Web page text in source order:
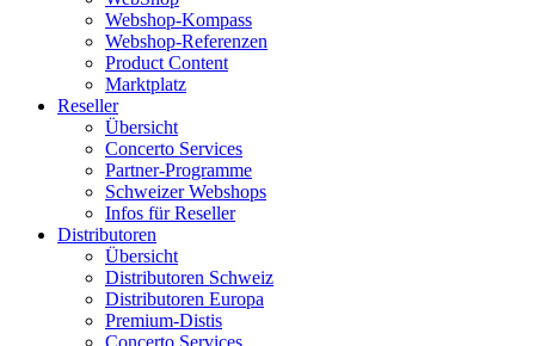
Webshop-Kompass
Webshop-Referenzen
Product Content
Marktplatz
Reseller
Übersicht
Concerto Services
Partner-Programme
Schweizer Webshops
Infos für Reseller
Distributoren
Übersicht
Distributoren Schweiz
Distributoren Europa
Premium-Distis
Concerto Services